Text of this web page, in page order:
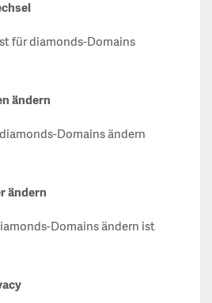
für diamonds-Domains
ändern
Domains ändern
ändern
Domains ändern ist